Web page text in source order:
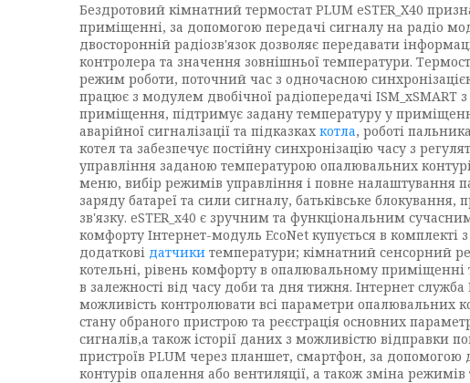
Бездротовий кімнатний термостат PLUM eSTER_X40
приміщенні, за допомогою передачі сигналу на радіо
двосторонній радіозв'язок дозволяє передавати
контролера та значення зовнішньої температури.
режим роботи, поточний час з одночасною
працює з модулем двобічної радіопередачі ISM_xSMART
приміщення, підтримує задану температуру у
аварійної сигналізації та підказках котла, роботі
котел та забезпечує постійну синхронізацію часу з
управління заданою температурою опалювальних
меню, вибір режимів управління і повне налаштування
заряду батареї та сили сигналу, батьківське
зв'язку. eSTER_x40 є зручним та функціональним
комфорту Інтернет-модуль EcoNet купується в
додаткові датчики температури; кімнатний сенсорний
котельні, рівень комфорту в опалювальному приміщенні
в залежності від часу доби та дня тижня. Інтернет
можливість контролювати всі параметри опалювальних
стану обраного пристрою та реєстрація основних
сигналів,а також історії даних з можливістю
пристроїв PLUM через планшет, смартфон, за допомогою
контурів опалення або вентиляції, а також зміна режимів